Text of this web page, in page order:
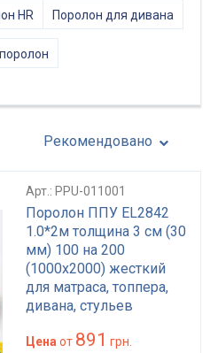
HR Поролон для дивана
Рекомендовано
Арт.: PPU-011001
Поролон ППУ EL2842
1.0*2м толщина 3 см (30
мм) 100 на 200
(1000х2000) жесткий
для матраса, топпера,
дивана, стульев
Цена от 891 грн.